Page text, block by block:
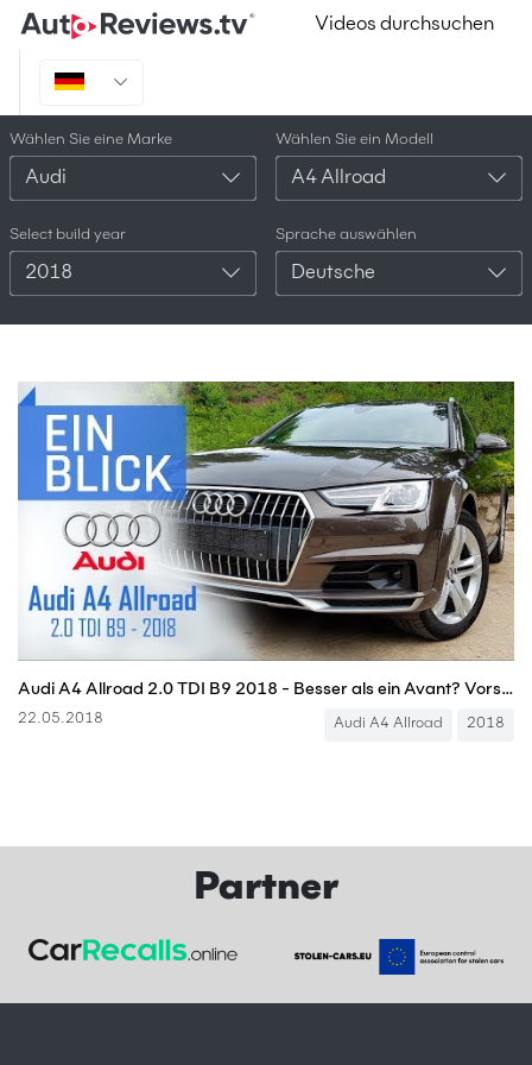
Videos durchsuchen
Wählen Sie eine Marke
Audi
Wählen Sie ein Modell
A4 Allroad
Select build year
2018
Sprache auswählen
Deutsche
Audi A4 Allroad 2.0 TDI B9 2018 - Besser als ein Avant? Vorstellung, Test & Kaufberatung
22.05.2018 Audi A4 Allroad 2018
Partner